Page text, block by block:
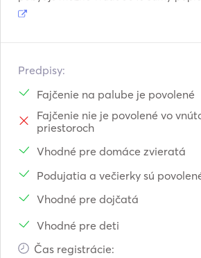
Predpisy:
Fajčenie na palube je povolené
Fajčenie nie je povolené vo
priestoroch
Vhodné pre domáce zvieratá
Podujatia a večierky sú
Vhodné pre dojčatá
Vhodné pre deti
Čas registrácie: